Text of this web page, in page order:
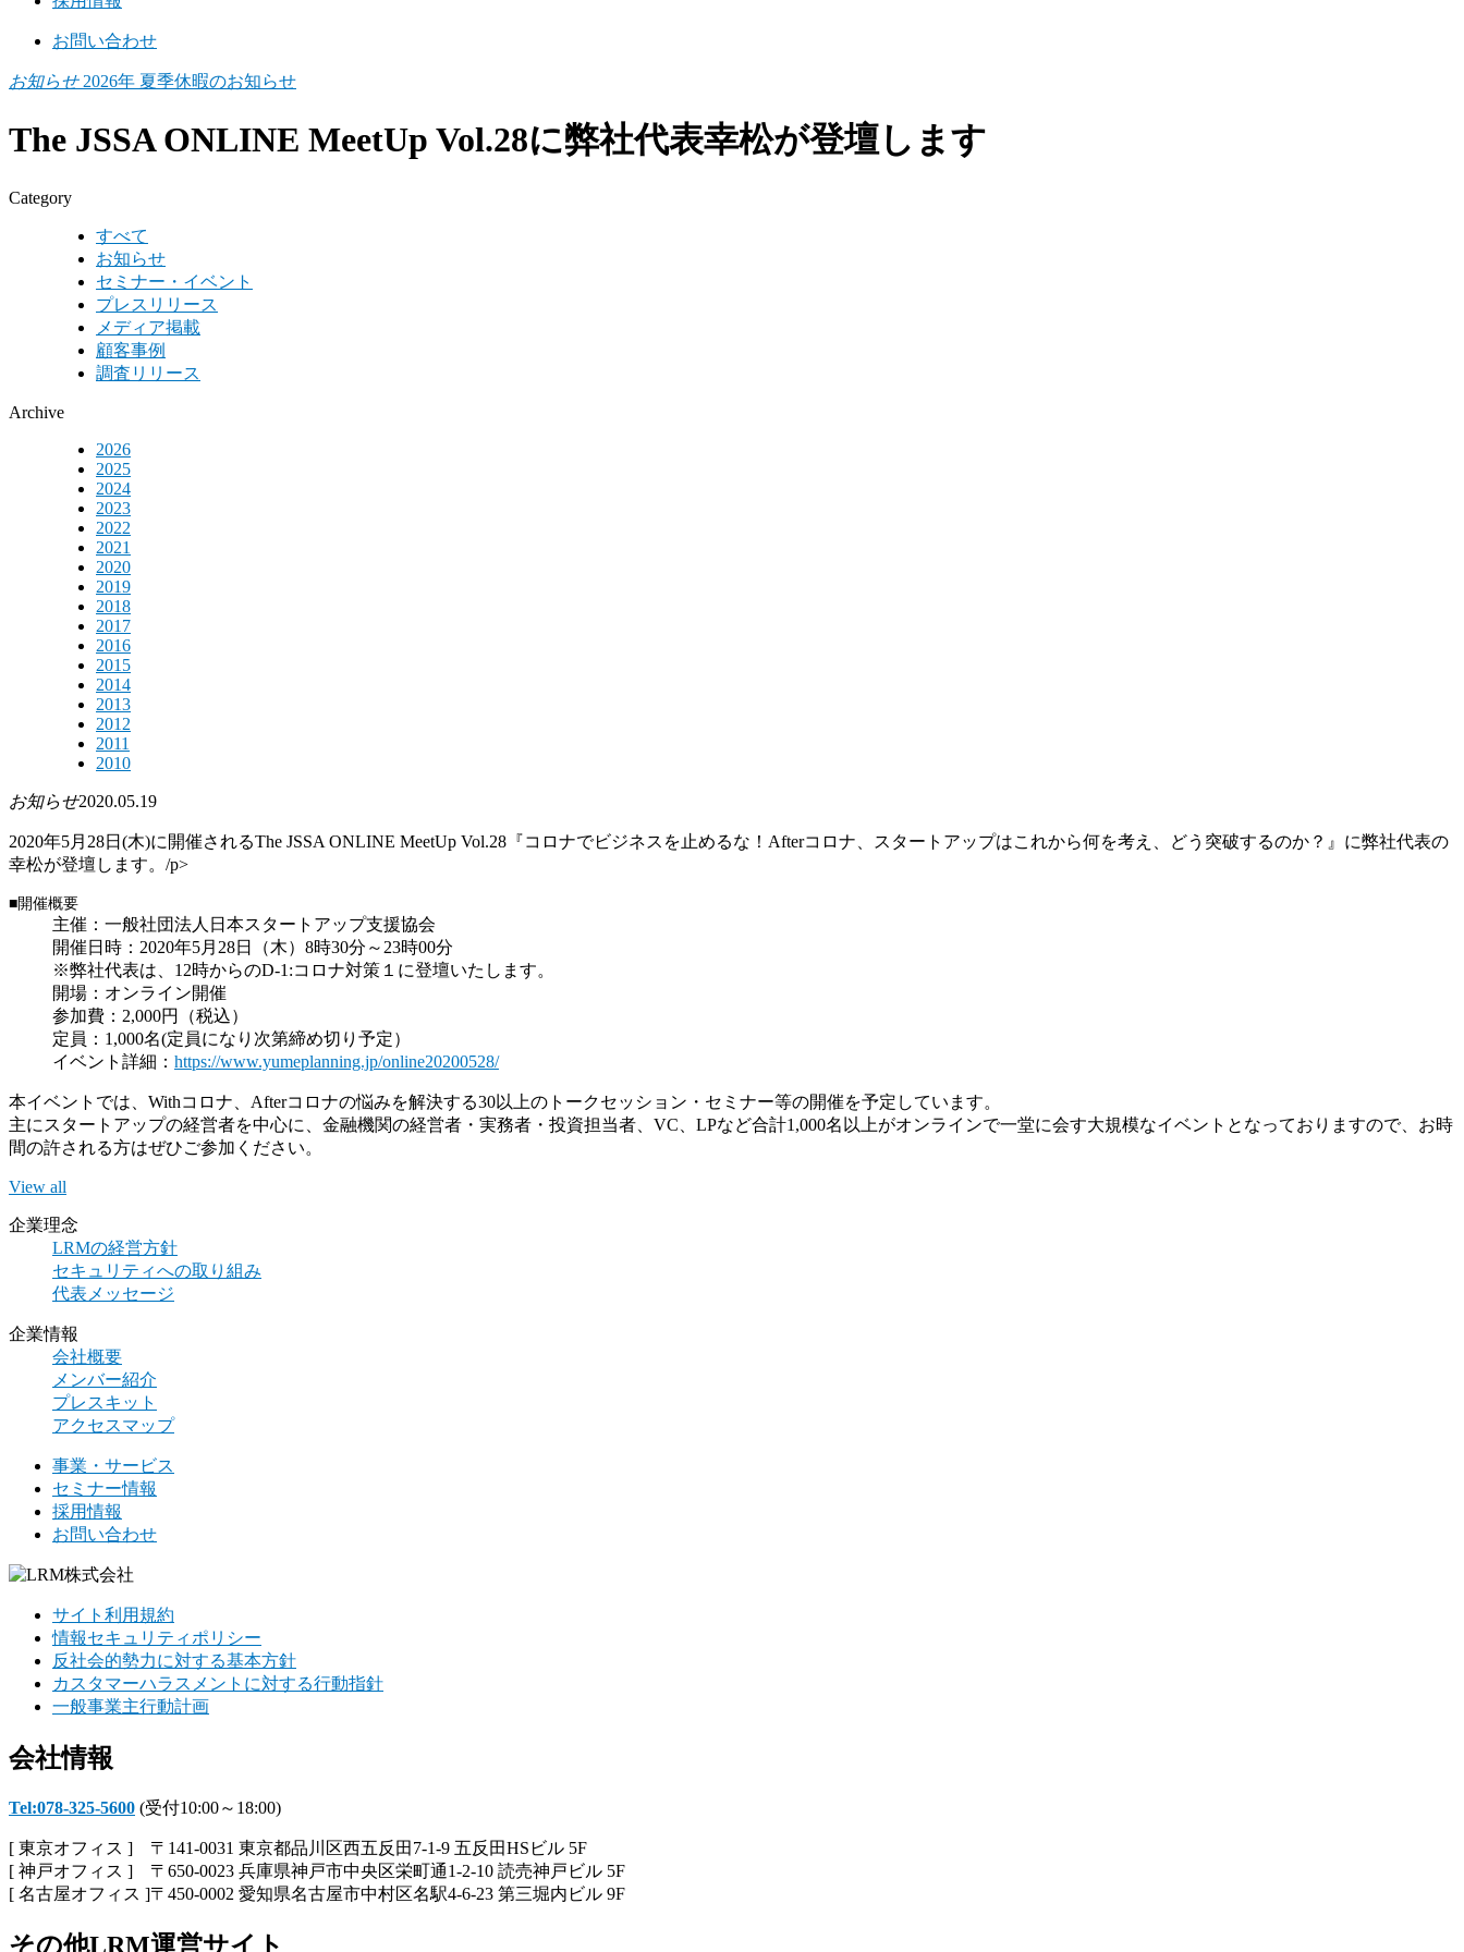
お問い合わせ
お知らせ2026年 夏季休暇のお知らせ
The JSSA ONLINE MeetUp Vol.28に弊社代表幸松が登壇します
Category
すべて
お知らせ
セミナー・イベント
プレスリリース
メディア掲載
顧客事例
調査リリース
Archive
2026
2025
2024
2023
2022
2021
2020
2019
2018
2017
2016
2015
2014
2013
2012
2011
2010
お知らせ2020.05.19
2020年5月28日(木)に開催されるThe JSSA ONLINE MeetUp Vol.28『コロナでビジネスを止めるな！Afterコロナ、スタートアップはこれから何を考え、どう突破するのか？』に弊社代表の
幸松が登壇します。/p>
■開催概要
主催：一般社団法人日本スタートアップ支援協会
開催日時：2020年5月28日（木）8時30分～23時00分
※弊社代表は、12時からのD-1:コロナ対策１に登壇いたします。
開場：オンライン開催
参加費：2,000円（税込）
定員：1,000名(定員になり次第締め切り予定）
イベント詳細： https://www.yumeplanning.jp/online20200528/
本イベントでは、Withコロナ、Afterコロナの悩みを解決する30以上のトークセッション・セミナー等の開催を予定しています。
主にスタートアップの経営者を中心に、金融機関の経営者・実務者・投資担当者、VC、LPなど合計1,000名以上がオンラインで一堂に会す大規模なイベントとなっておりますので、お時
間の許される方はぜひご参加ください。
View all
企業理念
LRMの経営方針
セキュリティへの取り組み
代表メッセージ
企業情報
会社概要
メンバー紹介
プレスキット
アクセスマップ
事業・サービス
セミナー情報
採用情報
お問い合わせ
サイト利用規約
情報セキュリティポリシー
反社会的勢力に対する基本方針
カスタマーハラスメントに対する行動指針
一般事業主行動計画
会社情報
Tel:078-325-5600 (受付10:00～18:00)
[ 東京オフィス ] 〒141-0031 東京都品川区西五反田7-1-9 五反田HSビル 5F
[ 神戸オフィス ] 〒650-0023 兵庫県神戸市中央区栄町通1-2-10 読売神戸ビル 5F
[ 名古屋オフィス ]〒450-0002 愛知県名古屋市中村区名駅4-6-23 第三堀内ビル 9F
その他LRM運営サイト